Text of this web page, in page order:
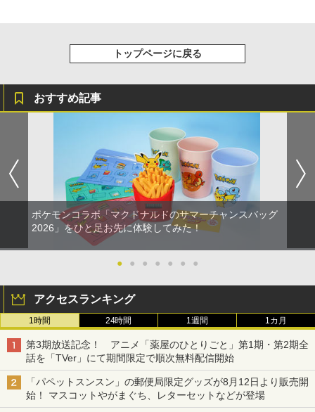
【純正品】DualSense ワイヤレスコン
トローラー(CFI-ZCT2J)
￥10,737
S5、PS5 Pro、Xbox One、Xbox Serie
s X|S 対応の高精度 H パターン シフター
￥14,141
5
ルアイドルクラブ Bloom Garden Part
y』Blu-ray（特装限定版）
￥8,589
トップページに戻る
おすすめ記事
ポケモンコラボ「マクドナルドのサマーチャンスバッグ
2026」をひと足お先に体験してみた！
● ● ● ● ● ● ●
アクセスランキング
1時間 24時間 1週間 1カ月
第3期放送記念！ アニメ「薬屋のひとりごと」第1期・第2期全
話を「TVer」にて期間限定で順次無料配信開始
「パペットスンスン」の郵便局限定グッズが8月12日より販売開
始！ マスコットやがまぐち、レターセットなどが登場